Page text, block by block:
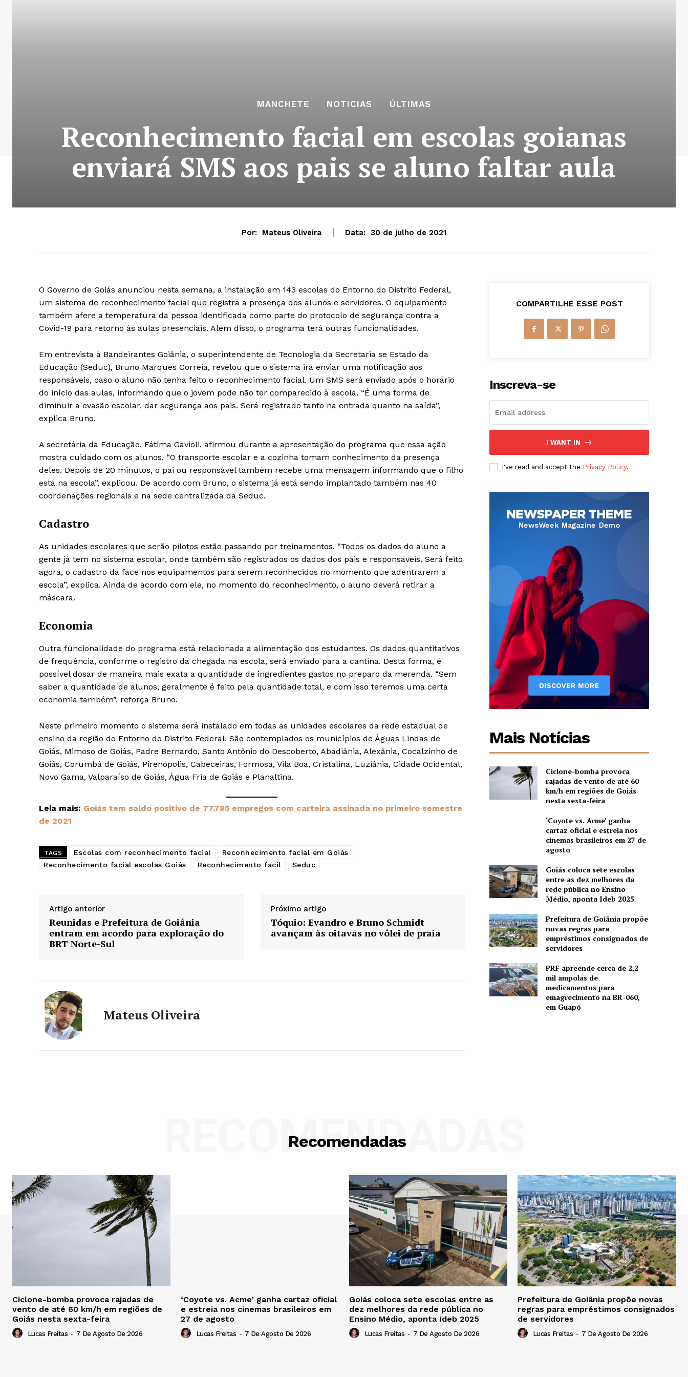
MANCHETE NOTICIAS ÚLTIMAS
Reconhecimento facial em escolas goianas
enviará SMS aos pais se aluno faltar aula
Por: Mateus Oliveira Data: 30 de julho de 2021
O Governo de Goiás anunciou nesta semana, a instalação em 143 escolas do Entorno do Distrito Federal,
um sistema de reconhecimento facial que registra a presença dos alunos e servidores. O equipamento
também afere a temperatura da pessoa identificada como parte do protocolo de segurança contra a
Covid-19 para retorno às aulas presenciais. Além disso, o programa terá outras funcionalidades.
Em entrevista à Bandeirantes Goiânia, o superintendente de Tecnologia da Secretaria se Estado da
Educação (Seduc), Bruno Marques Correia, revelou que o sistema irá enviar uma notificação aos
responsáveis, caso o aluno não tenha feito o reconhecimento facial. Um SMS será enviado após o horário
do início das aulas, informando que o jovem pode não ter comparecido à escola. “É uma forma de
diminuir a evasão escolar, dar segurança aos pais. Será registrado tanto na entrada quanto na saída”,
explica Bruno.
A secretária da Educação, Fátima Gavioli, afirmou durante a apresentação do programa que essa ação
mostra cuidado com os alunos. “O transporte escolar e a cozinha tomam conhecimento da presença
deles. Depois de 20 minutos, o pai ou responsável também recebe uma mensagem informando que o filho
está na escola”, explicou. De acordo com Bruno, o sistema já está sendo implantado também nas 40
coordenações regionais e na sede centralizada da Seduc.
Cadastro
As unidades escolares que serão pilotos estão passando por treinamentos. “Todos os dados do aluno a
gente já tem no sistema escolar, onde também são registrados os dados dos pais e responsáveis. Será feito
agora, o cadastro da face nos equipamentos para serem reconhecidos no momento que adentrarem a
escola”, explica. Ainda de acordo com ele, no momento do reconhecimento, o aluno deverá retirar a
máscara.
Economia
Outra funcionalidade do programa está relacionada a alimentação dos estudantes. Os dados quantitativos
de frequência, conforme o registro da chegada na escola, será enviado para a cantina. Desta forma, é
possível dosar de maneira mais exata a quantidade de ingredientes gastos no preparo da merenda. “Sem
saber a quantidade de alunos, geralmente é feito pela quantidade total, e com isso teremos uma certa
economia também”, reforça Bruno.
Neste primeiro momento o sistema será instalado em todas as unidades escolares da rede estadual de
ensino da região do Entorno do Distrito Federal. São contemplados os municípios de Águas Lindas de
Goiás, Mimoso de Goiás, Padre Bernardo, Santo Antônio do Descoberto, Abadiânia, Alexânia, Cocalzinho de
Goiás, Corumbá de Goiás, Pirenópolis, Cabeceiras, Formosa, Vila Boa, Cristalina, Luziânia, Cidade Ocidental,
Novo Gama, Valparaíso de Goiás, Água Fria de Goiás e Planaltina.
Leia mais: Goiás tem saldo positivo de 77.785 empregos com carteira assinada no primeiro semestre
de 2021
TAGS Escolas com reconhecimento facial
Reconhecimento facial em Goiás
Reconhecimento facial escolas Goiás
Reconhecimento facil Seduc
Artigo anterior
Reunidas e Prefeitura de Goiânia
entram em acordo para exploração do
BRT Norte-Sul
Próximo artigo
Tóquio: Evandro e Bruno Schmidt
avançam às oitavas no vôlei de praia
Mateus Oliveira
COMPARTILHE ESSE POST
Inscreva-se
I WANT IN
I've read and accept the Privacy Policy.
Mais Notícias
Ciclone-bomba provoca
rajadas de vento de até 60
km/h em regiões de Goiás
nesta sexta-feira
‘Coyote vs. Acme’ ganha
cartaz oficial e estreia nos
cinemas brasileiros em 27 de
agosto
Goiás coloca sete escolas
entre as dez melhores da
rede pública no Ensino
Médio, aponta Ideb 2025
Prefeitura de Goiânia propõe
novas regras para
empréstimos consignados de
servidores
PRF apreende cerca de 2,2
mil ampolas de
medicamentos para
emagrecimento na BR-060,
em Guapó
Recomendadas
RECOMENDADAS
Ciclone-bomba provoca rajadas de
vento de até 60 km/h em regiões de
Goiás nesta sexta-feira
Lucas Freitas - 7 De Agosto De 2026
‘Coyote vs. Acme’ ganha cartaz oficial
e estreia nos cinemas brasileiros em
27 de agosto
Lucas Freitas - 7 De Agosto De 2026
Goiás coloca sete escolas entre as
dez melhores da rede pública no
Ensino Médio, aponta Ideb 2025
Lucas Freitas - 7 De Agosto De 2026
Prefeitura de Goiânia propõe novas
regras para empréstimos consignados
de servidores
Lucas Freitas - 7 De Agosto De 2026